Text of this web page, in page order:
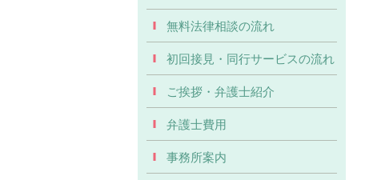
無料法律相談の流れ
初回接見・同行サービスの流れ
ご挨拶・弁護士紹介
弁護士費用
事務所案内